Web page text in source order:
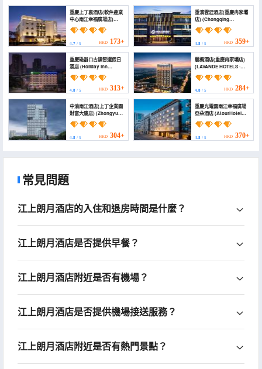
重慶上丁裏酒店(軟件產業
中心兩江幸福廣場店)
(Chongqing Shangdingli
Hotel (Chongqing
Liangjiang Xingfu
Square))
4.7 / 5 HKD 173+
重濱雲涯酒店(重慶冉家壩
店) (Chongqing
Chongbin Yunya Hotel)
4.8/ 5 HKD 359+
重慶磁器口古鎮智選假日
酒店 (Holiday Inn
Express CHONGQING
CIQIKOU ANCIENT
TOWN by IHG)
4.8 / 5 HKD 313+
麗楓酒店(重慶冉家壩店)
(LAVANDE HOTELS ·
RANJIABA,
CHONGQING)
4.8/ 5 HKD 284+
中渝兩江酒店(上丁企業園
財富大廈店) (Zhongyu
Liangjiang Hotel)
4.8 / 5 HKD 304+
重慶光電園兩江幸福廣場
亞朵酒店 (AtourHotel
Chongqing optical
Valley park liangjiang
Xingfu Square)
4.8/ 5 HKD 370+
常見問題
江上朗月酒店的入住和退房時間是什麼？
江上朗月酒店是否提供早餐？
江上朗月酒店附近是否有機場？
江上朗月酒店是否提供機場接送服務？
江上朗月酒店附近是否有熱門景點？